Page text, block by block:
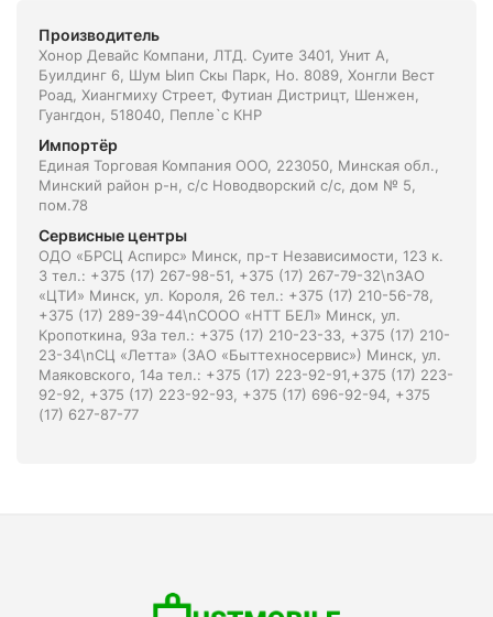
Производитель
Хонор Девайс Компани, ЛТД. Суите 3401, Унит A,
Буилдинг 6, Шум Ыип Скы Парк, Но. 8089, Хонгли Вест
Роад, Xиангмиху Стреет, Футиан Дистрицт, Шенжен,
Гуангдон, 518040, Пепле`с КНР
Импортёр
Единая Торговая Компания ООО, 223050, Минская обл.,
Минский район р-н, с/с Новодворский с/с, дом № 5,
пом.78
Сервисные центры
ОДО «БРСЦ Аспирс» Минск, пр-т Независимости, 123 к.
3 тел.: +375 (17) 267-98-51, +375 (17) 267-79-32\nЗАО
«ЦТИ» Минск, ул. Короля, 26 тел.: +375 (17) 210-56-78,
+375 (17) 289-39-44\nСООО «НТТ БЕЛ» Минск, ул.
Кропоткина, 93а тел.: +375 (17) 210-23-33, +375 (17) 210-
23-34\nСЦ «Летта» (ЗАО «Быттехносервис») Минск, ул.
Маяковского, 14а тел.: +375 (17) 223-92-91,+375 (17) 223-
92-92, +375 (17) 223-92-93, +375 (17) 696-92-94, +375
(17) 627-87-77